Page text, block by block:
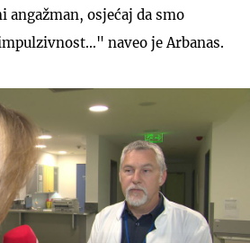
angažman, osjećaj da smo
naveo je Arbanas.